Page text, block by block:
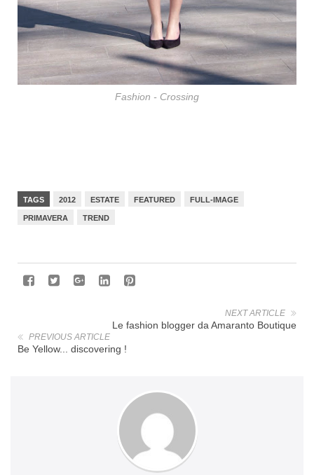
Fashion - Crossing
TAGS 2012 ESTATE FEATURED FULL-IMAGE
PRIMAVERA TREND
NEXT ARTICLE
Le fashion blogger da Amaranto Boutique
PREVIOUS ARTICLE
Be Yellow... discovering !